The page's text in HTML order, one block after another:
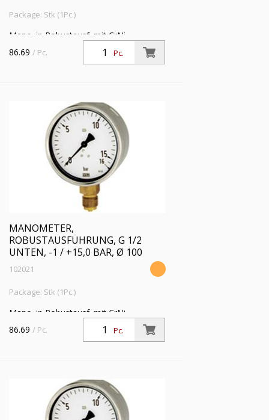
Package: Stk (1Pc.)
Mano. in Robustausf. mit CrNi-
Stahlgeh., Anschluss radial unten, G 1/2,
Typ 212.20, Güteklasse 1,0, Messber. -1
Pc.
86.69 / Pc.
MANOMETER,
ROBUSTAUSFÜHRUNG, G 1/2
UNTEN, -1 / +15,0 BAR, Ø 100
102021
Package: Stk (1Pc.)
Mano. in Robustausf. mit CrNi-
Stahlgeh., Anschluss radial unten, G 1/2,
Typ 212.20, Güteklasse 1,0, Messber. -1
Pc.
86.69 / Pc.